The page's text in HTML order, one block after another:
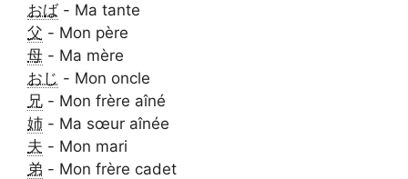
おば- Ma tante
父 - Mon père
母 - Ma mère
おじ - Mon oncle
兄 - Mon frère aîné
姉 - Ma sœur aînée
夫 - Mon mari
弟 - Mon frère cadet